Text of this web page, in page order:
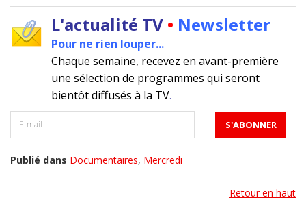
L'actualité TV • Newsletter
Pour ne rien louper...
Chaque semaine, recevez en avant-première
une sélection de programmes qui seront
bientôt diffusés à la TV.
Publié dans Documentaires, Mercredi
Retour en haut